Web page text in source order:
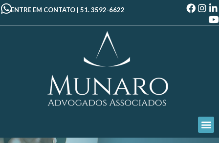
ENTRE EM CONTATO | 51. 3592-6622